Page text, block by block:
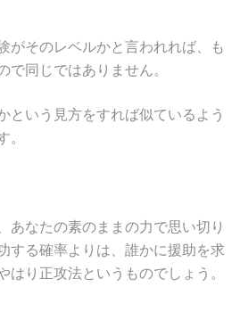
がそのレベルかと言われれば、も
で同じではありません。
という見方をすれば似ているよう
あなたの素のままの力で思い切り
する確率よりは、誰かに援助を求
はり正攻法というものでしょう。